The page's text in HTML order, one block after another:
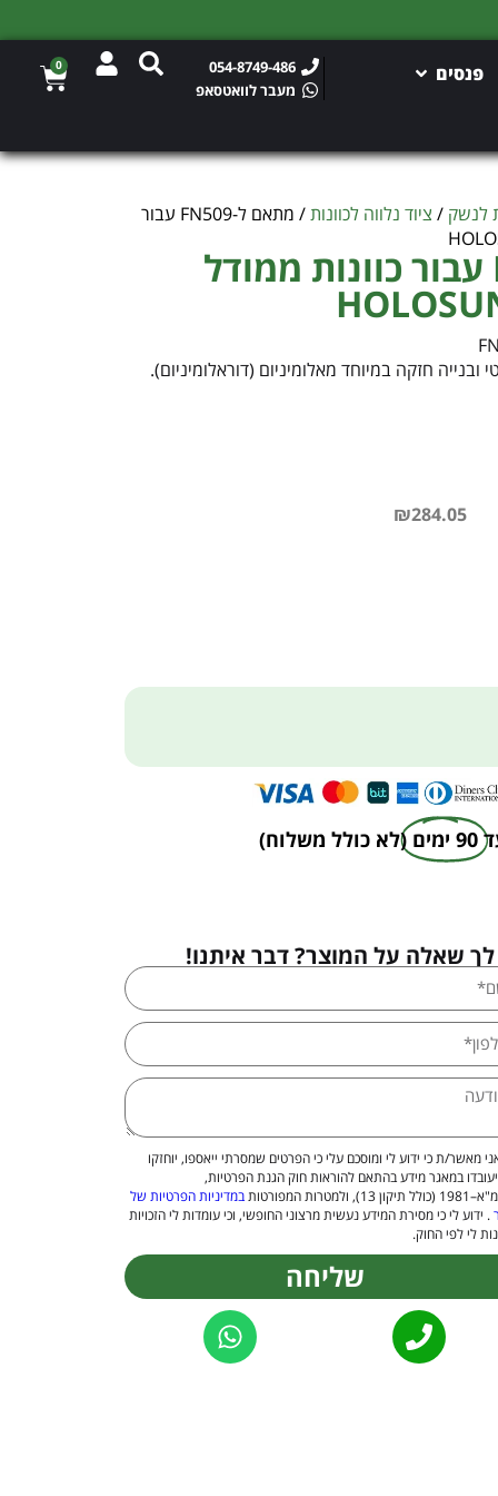
פנסים
054-8749-486
מעבר לוואטסאפ
0
לנשק / ציוד נלווה לכוונות
/ מתאם ל-FN509 עבור
מתאם ל-FN509 עבור כוונות ממודל
ובנייה חזקה במיוחד מאלומיניום (דוראלומיניום).
₪284.05
90 ימים (לא כולל משלוח)
שאלה על המוצר? דבר איתנו!
מאשר/ת כי ידוע לי ומוסכם עלי כי הפרטים שמסרתי ייאספו, יוחזקו
במאגר מידע בהתאם להוראות חוק הגנת הפרטיות,
ולמטרות המפורטות
במדיניות הפרטיות של
. ידוע לי כי מסירת המידע נעשית מרצוני החופשי, וכי עומדות לי הזכויות
לי לפי החוק.
שליחה